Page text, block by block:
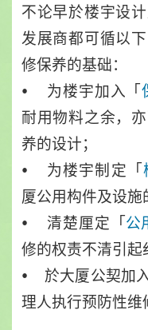
不论早於楼宇设
发展商都可循以
修保养的基础：
• 为楼宇加入「
耐用物料之余，
养的设计；
• 为楼宇制定「
厦公用构件及设施
• 清楚厘定「公
修的权责不清引起
• 於大厦公契加
理人执行预防性维